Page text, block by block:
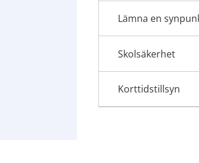
Lämna en
Skolsäkerhet
Korttidstillsyn